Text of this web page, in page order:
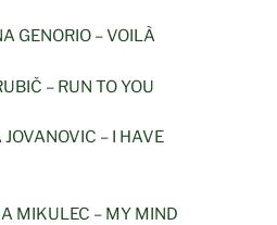
GENORIO – VOILÀ
– RUN TO YOU
JOVANOVIC – I HAVE
MIKULEC – MY MIND